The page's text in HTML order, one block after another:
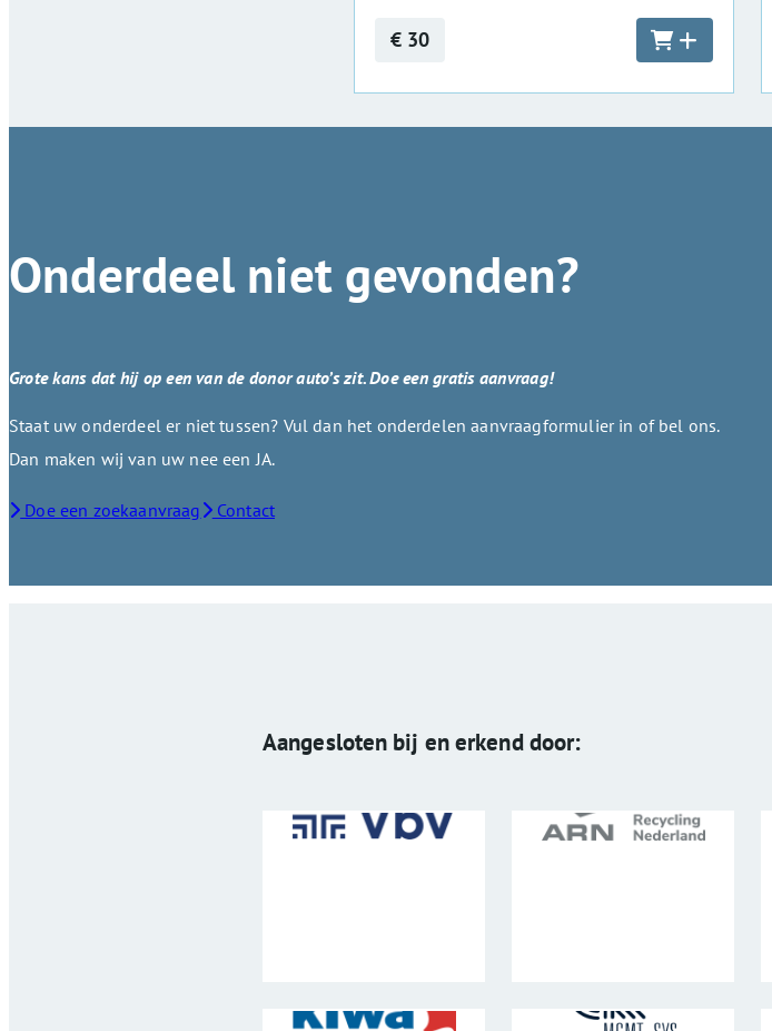
€ 30
Onderdeel niet gevonden?
Grote kans dat hij op een van de donor auto’s zit. Doe een gratis aanvraag!
Staat uw onderdeel er niet tussen? Vul dan het onderdelen aanvraagformulier in of bel ons.
Dan maken wij van uw nee een JA.
Doe een zoekaanvraag Contact
Aangesloten bij en erkend door: